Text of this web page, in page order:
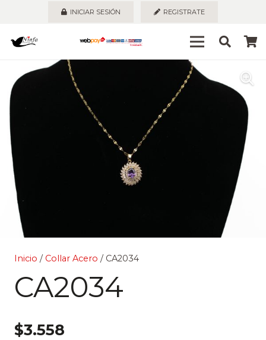
INICIAR SESIÓN REGISTRATE
Inicio / Collar Acero / CA2034
CA2034
$3.558